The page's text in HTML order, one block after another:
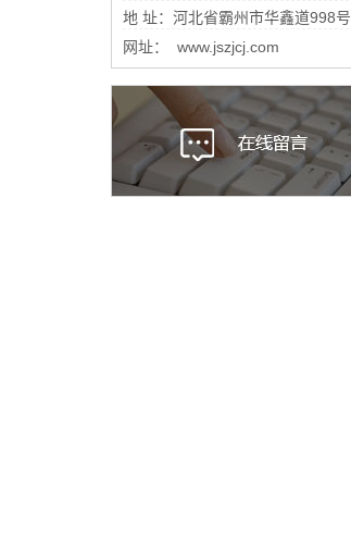
地 址：河北省霸州市华鑫道998号
网址： www.jszjcj.com